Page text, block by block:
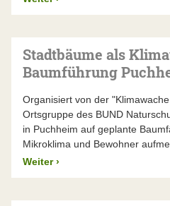
Stadtbäume als
Baumführung
Organisiert von der
Ortsgruppe des BUND
in Puchheim auf geplante
Mikroklima und Bewohner
Weiter ›